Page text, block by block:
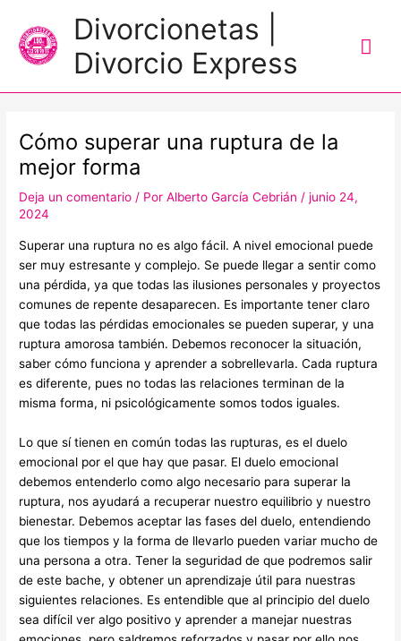
Divorcionetas |
Divorcio Express
Cómo superar una ruptura de la
mejor forma
Deja un comentario / PorAlberto García Cebrián/junio 24,
2024
Superar una ruptura no es algo fácil. A nivel emocional puede
ser muy estresante y complejo. Se puede llegar a sentir como
una pérdida, ya que todas las ilusiones personales y proyectos
comunes de repente desaparecen. Es importante tener claro
que todas las pérdidas emocionales se pueden superar, y una
ruptura amorosa también. Debemos reconocer la situación,
saber cómo funciona y aprender a sobrellevarla. Cada ruptura
es diferente, pues no todas las relaciones terminan de la
misma forma, ni psicológicamente somos todos iguales.
Lo que sí tienen en común todas las rupturas, es el duelo
emocional por el que hay que pasar. El duelo emocional
debemos entenderlo como algo necesario para superar la
ruptura, nos ayudará a recuperar nuestro equilibrio y nuestro
bienestar. Debemos aceptar las fases del duelo, entendiendo
que los tiempos y la forma de llevarlo pueden variar mucho de
una persona a otra. Tener la seguridad de que podremos salir
de este bache, y obtener un aprendizaje útil para nuestras
siguientes relaciones. Es entendible que al principio del duelo
sea difícil ver algo positivo y aprender a manejar nuestras
entradas